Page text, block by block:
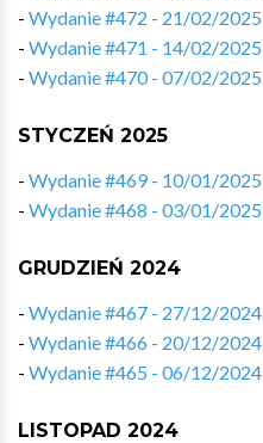
- Wydanie #472 - 21/02/2025
- Wydanie #471 - 14/02/2025
- Wydanie #470 - 07/02/2025
STYCZEŃ 2025
- Wydanie #469 - 10/01/2025
- Wydanie #468 - 03/01/2025
GRUDZIEŃ 2024
- Wydanie #467 - 27/12/2024
- Wydanie #466 - 20/12/2024
- Wydanie #465 - 06/12/2024
LISTOPAD 2024